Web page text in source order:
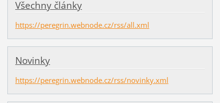
Všechny články
https://peregrin.webnode.cz/rss/all.xml
Novinky
https://peregrin.webnode.cz/rss/novinky.xml